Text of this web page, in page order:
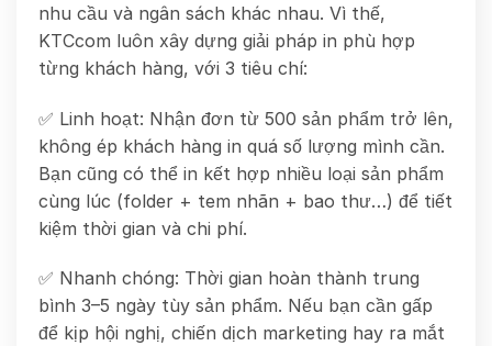
nhu cầu và ngân sách khác nhau. Vì thế,
KTCcom luôn xây dựng giải pháp in phù hợp
từng khách hàng, với 3 tiêu chí:
✅ Linh hoạt: Nhận đơn từ 500 sản phẩm trở lên,
không ép khách hàng in quá số lượng mình cần.
Bạn cũng có thể in kết hợp nhiều loại sản phẩm
cùng lúc (folder + tem nhãn + bao thư…) để tiết
kiệm thời gian và chi phí.
✅ Nhanh chóng: Thời gian hoàn thành trung
bình 3–5 ngày tùy sản phẩm. Nếu bạn cần gấp
để kịp hội nghị, chiến dịch marketing hay ra mắt